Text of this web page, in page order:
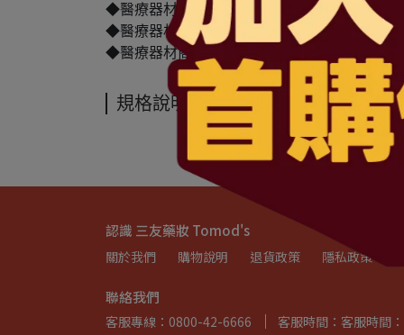
◆醫療器材商(藥商)電話： 02-2792-0501
◆醫療器材商(藥商)諮詢專線：0800-42-6666
◆醫療器材商(藥商)服務時間：週一~五 上午
規格說明
認識 三友藥妝 Tomod's
關於我們 購物說明 退貨政策 隱私政策
聯絡我們
客服專線：0800-42-6666
客服時間：客服時間